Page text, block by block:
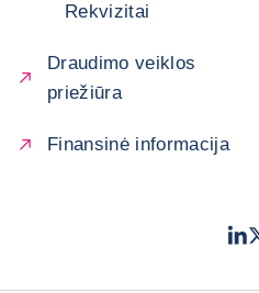
Rekvizitai
Draudimo veiklos
priežiūra
Finansinė informacija